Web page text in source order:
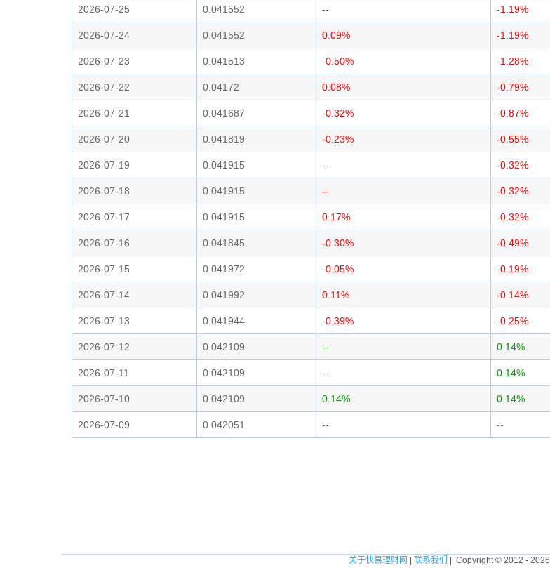
2026-07-25 0.041552 -- -1.19%
2026-07-24 0.041552 0.09% -1.19%
2026-07-23 0.041513 -0.50% -1.28%
2026-07-22 0.04172 0.08% -0.79%
2026-07-21 0.041687 -0.32% -0.87%
2026-07-20 0.041819 -0.23% -0.55%
2026-07-19 0.041915 -- -0.32%
2026-07-18 0.041915 -- -0.32%
2026-07-17 0.041915 0.17% -0.32%
2026-07-16 0.041845 -0.30% -0.49%
2026-07-15 0.041972 -0.05% -0.19%
2026-07-14 0.041992 0.11% -0.14%
2026-07-13 0.041944 -0.39% -0.25%
2026-07-12 0.042109 -- 0.14%
2026-07-11 0.042109 -- 0.14%
2026-07-10 0.042109 0.14% 0.14%
2026-07-09 0.042051 -- --
关于快易理财网 联系我们 | Copyright © 2012 - 2026